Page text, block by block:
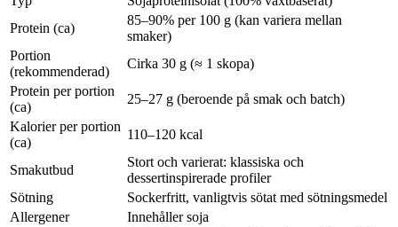
Protein (ca)
85–90% per 100 g (kan variera mellan
smaker)
Portion
(rekommenderad)
Cirka 30 g (≈ 1 skopa)
Protein per portion
(ca)
25–27 g (beroende på smak och batch)
Kalorier per portion
(ca)
110–120 kcal
Smakutbud
Stort och varierat: klassiska och
dessertinspirerade profiler
Sötning
Sockerfritt, vanligtvis sötat med sötningsmedel
Allergener
Innehåller soja